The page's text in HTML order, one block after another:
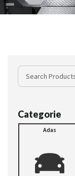
Categorie
Adas